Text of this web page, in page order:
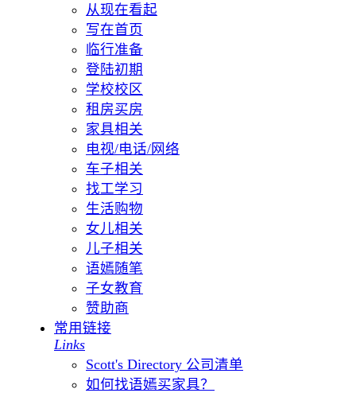
从现在看起
写在首页
临行准备
登陆初期
学校校区
租房买房
家具相关
电视/电话/网络
车子相关
找工学习
生活购物
女儿相关
儿子相关
语嫣随笔
子女教育
赞助商
常用链接
Links
Scott's Directory 公司清单
如何找语嫣买家具？